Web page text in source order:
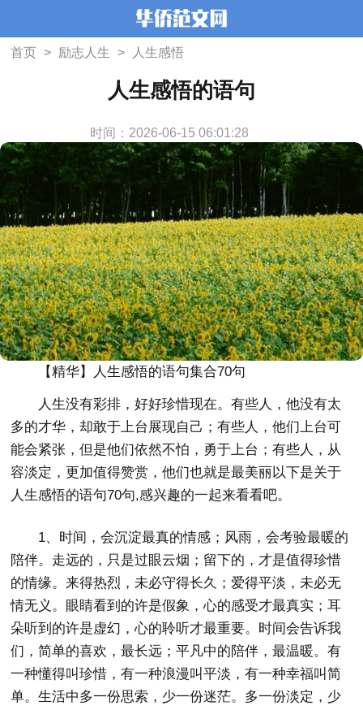
首页 > 励志人生 > 人生感悟
人生感悟的语句
时间：2026-06-15 06:01:28
【精华】人生感悟的语句集合70句
人生没有彩排，好好珍惜现在。有些人，他没有太
多的才华，却敢于上台展现自己；有些人，他们上台可
能会紧张，但是他们依然不怕，勇于上台；有些人，从
容淡定，更加值得赞赏，他们也就是最美丽以下是关于
人生感悟的语句70句,感兴趣的一起来看看吧。
1、时间，会沉淀最真的情感；风雨，会考验最暖的
陪伴。走远的，只是过眼云烟；留下的，才是值得珍惜
的情缘。来得热烈，未必守得长久；爱得平淡，未必无
情无义。眼睛看到的许是假象，心的感受才最真实；耳
朵听到的许是虚幻，心的聆听才最重要。时间会告诉我
们，简单的喜欢，最长远；平凡中的陪伴，最温暖。有
一种懂得叫珍惜，有一种浪漫叫平淡，有一种幸福叫简
单。生活中多一份思索，少一份迷茫。多一份淡定，少